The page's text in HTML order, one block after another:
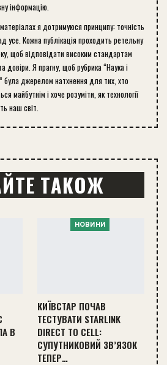
інформацію.
я дотримуюся принципу: точність
усе. Кожна публікація проходить ретельну
щоб відповідати високим стандартам
довіри. Я прагну, щоб рубрика “Наука і
була джерелом натхнення для тих, хто
майбутнім і хоче розуміти, як технології
наш світ.
ТАКОЖ
В
НОВИНИ
КИЇВСТАР ПОЧАВ
ТЕСТУВАТИ STARLINK
DIRECT TO CELL:
СУПУТНИКОВИЙ ЗВ’ЯЗОК
ТЕПЕР…